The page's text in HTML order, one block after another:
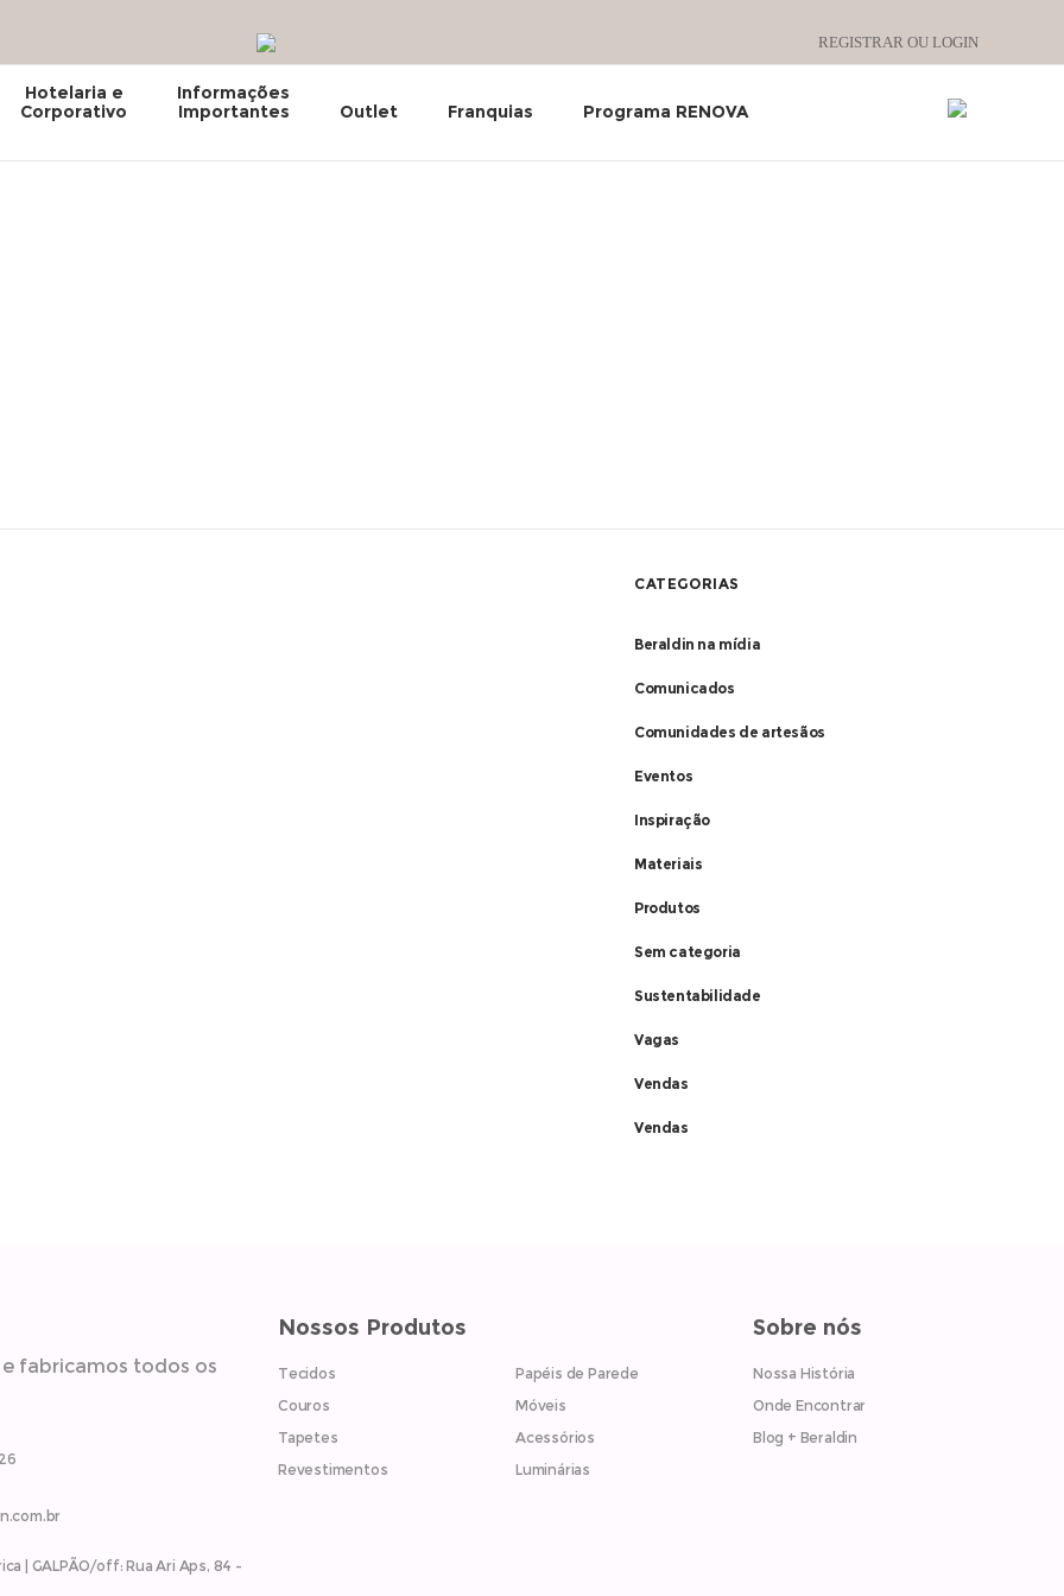
REGISTRAR OU LOGIN
Hotelaria e
Corporativo
Informações
Importantes
Outlet Franquias Programa RENOVA
CATEGORIAS
Beraldin na mídia
Comunicados
Comunidades de artesãos
Eventos
Inspiração
Materiais
Produtos
Sem categoria
Sustentabilidade
Vagas
Vendas
Vendas
fabricamos todos os
| GALPÃO/off: Rua Ari Aps, 84 -
Nossos Produtos
Tecidos
Couros
Tapetes
Revestimentos
Papéis de Parede
Móveis
Acessórios
Luminárias
Sobre nós
Nossa História
Onde Encontrar
Blog + Beraldin